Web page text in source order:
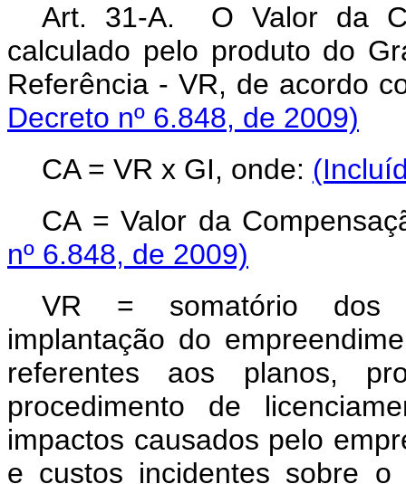
Art. 31-A. O Valor da
calculado pelo produto do
Referência - VR, de acordo
Decreto nº 6.848, de 2009)
CA = VR x GI, onde:
CA = Valor da
nº 6.848, de 2009)
VR = somatório dos
implantação do
referentes aos planos,
procedimento de
impactos causados pelo
e custos incidentes sobre o